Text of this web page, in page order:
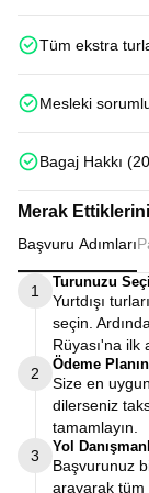
Tüm ekstra
Mesleki
Bagaj Hakkı
Merak
Başvuru Adımları
1
Turunuzu
Yurtdışı
seçin.
Rüyası'na ilk
2
Ödeme
Size en
dilerseniz
tamamlayın.
3
Yol
Başvurunuz
arayarak tüm